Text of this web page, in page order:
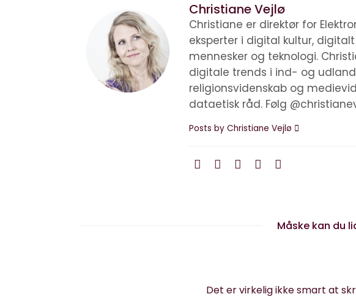
Christiane Vejlø
Christiane er direktør for
eksperter i digital kultur,
mennesker og teknologi.
digitale trends i ind- og
religionsvidenskab og
dataetisk råd. Følg
Posts by Christiane Vejlø
Måske kan du
Det er virkelig ikke smart at